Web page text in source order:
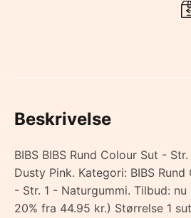
Beskrivelse
BIBS BIBS Rund Colour Sut -
Dusty Pink. Kategori: BIBS
- Str. 1 - Naturgummi. Tilbud:
20% fra 44.95 kr.) Størrelse 1